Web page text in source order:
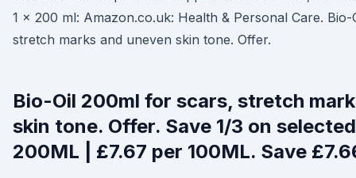
1 x 200 ml: Amazon.co.uk: Health & Personal Care.
stretch marks and uneven skin tone. Offer.
Bio-Oil 200ml for scars, stretch
skin tone. Offer. Save 1/3 on
200ML | £7.67 per 100ML. Save